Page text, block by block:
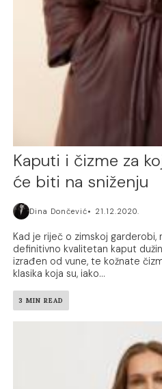
Kaputi i čizme za
će biti na sniženju
Dina Dončević 21.12.2020.
Kad je riječ o zimskoj garderobi,
definitivno kvalitetan kaput
izrađen od vune, te kožnate
klasika koja su, iako...
3 MIN READ